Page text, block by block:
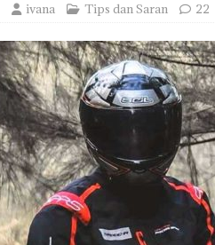
ivana Tips dan Saran 22